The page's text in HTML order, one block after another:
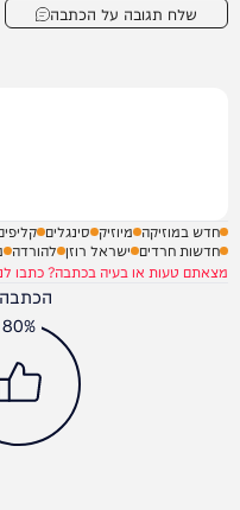
שלח תגובה על הכתבה
חדש במוזיקה מיוזיק סינגלים
חדשות חרדים ישראל רוזן להורדה
מצאתם טעות או בעיה בכתבה? כתבו
הכתבה
80%